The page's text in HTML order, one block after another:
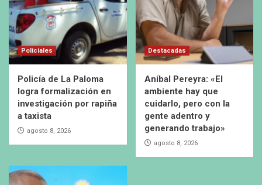
Policiales
Policía de La Paloma
logra formalización en
investigación por rapiña
a taxista
agosto 8, 2026
Destacadas
Aníbal Pereyra: «El
ambiente hay que
cuidarlo, pero con la
gente adentro y
generando trabajo»
agosto 8, 2026